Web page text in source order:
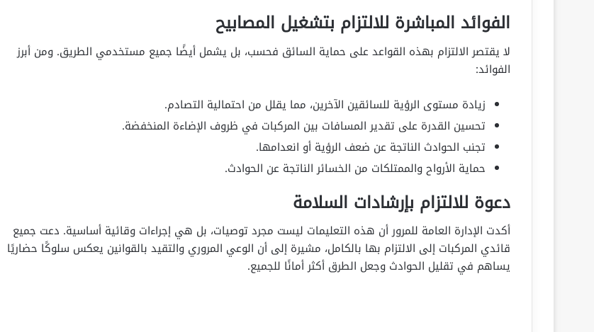
الفوائد المباشرة للالتزام بتشغيل المصابيح
لا يقتصر الالتزام بهذه القواعد على حماية السائق فحسب، بل يشمل أيضًا جميع مستخدمي الطريق. ومن أبرز
الفوائد:
زيادة مستوى الرؤية للسائقين الآخرين، مما يقلل من احتمالية التصادم.
تحسين القدرة على تقدير المسافات بين المركبات في ظروف الإضاءة المنخفضة.
تجنب الحوادث الناتجة عن ضعف الرؤية أو انعدامها.
حماية الأرواح والممتلكات من الخسائر الناتجة عن الحوادث.
دعوة للالتزام بإرشادات السلامة
أكدت الإدارة العامة للمرور أن هذه التعليمات ليست مجرد توصيات، بل هي إجراءات وقائية أساسية. دعت جميع
قائدي المركبات إلى الالتزام بها بالكامل، مشيرة إلى أن الوعي المروري والتقيد بالقوانين يعكس سلوكًا حضاريًا
يساهم في تقليل الحوادث وجعل الطرق أكثر أمانًا للجميع.